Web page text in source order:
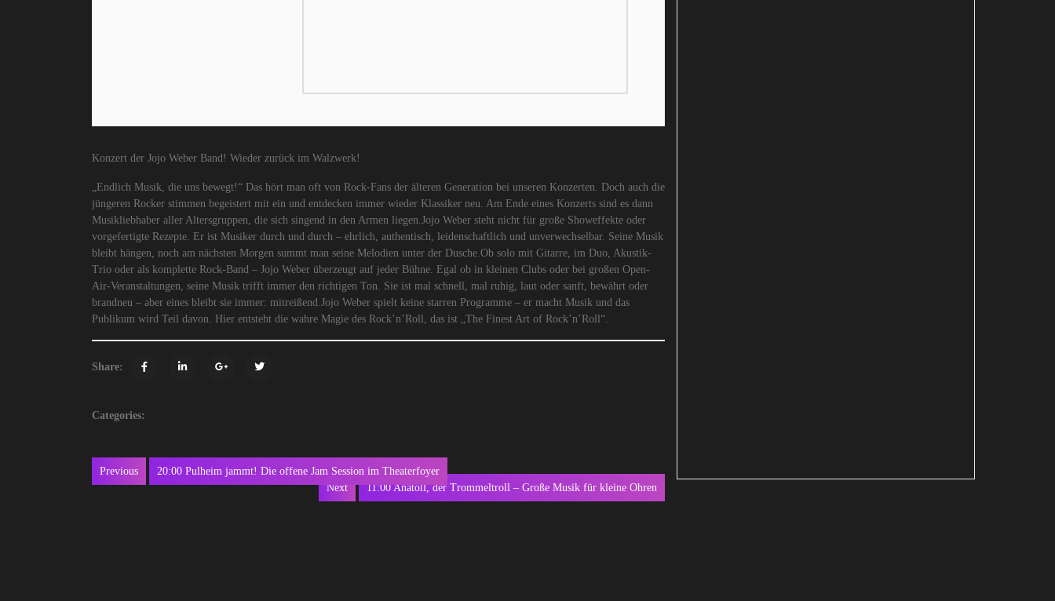
Konzert der Jojo Weber Band! Wieder zurück im Walzwerk!
„Endlich Musik, die uns bewegt!“ Das hört man oft von Rock-Fans der älteren Generation bei unseren Konzerten. Doch auch die
jüngeren Rocker stimmen begeistert mit ein und entdecken immer wieder Klassiker neu. Am Ende eines Konzerts sind es dann
Musikliebhaber aller Altersgruppen, die sich singend in den Armen liegen.Jojo Weber steht nicht für große Showeffekte oder
vorgefertigte Rezepte. Er ist Musiker durch und durch – ehrlich, authentisch, leidenschaftlich und unverwechselbar. Seine Musik
bleibt hängen, noch am nächsten Morgen summt man seine Melodien unter der Dusche.Ob solo mit Gitarre, im Duo, Akustik-
Trio oder als komplette Rock-Band – Jojo Weber überzeugt auf jeder Bühne. Egal ob in kleinen Clubs oder bei großen Open-
Air-Veranstaltungen, seine Musik trifft immer den richtigen Ton. Sie ist mal schnell, mal ruhig, laut oder sanft, bewährt oder
brandneu – aber eines bleibt sie immer: mitreißend.Jojo Weber spielt keine starren Programme – er macht Musik und das
Publikum wird Teil davon. Hier entsteht die wahre Magie des Rock’n’Roll, das ist „The Finest Art of Rock’n’Roll“.
Share:
Categories:
Beitragsnavigation
Previous
Previous
20:00 Pulheim jammt! Die offene Jam Session im Theaterfoyer
Next
Next
11:00 Anatoll, der Trommeltroll – Große Musik für kleine Ohren